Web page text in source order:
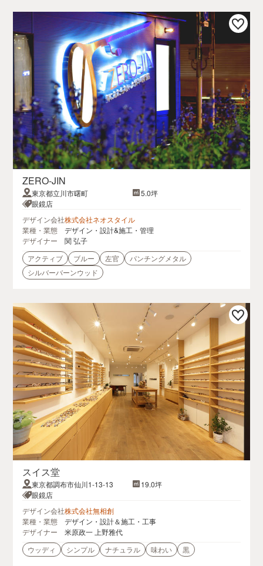
ZERO-JIN
東京都立川市曙町
5.0坪
眼鏡店
デザイン会社株式会社ネオスタイル
業種・業態
デザイン・設計&施工・管理
デザイナー
関 弘子
アクティブ
ブルー 左官
パンチングメタル
シルバーバーンウッド
スイス堂
東京都調布市仙川1-13-13
19.0坪
眼鏡店
デザイン会社株式会社無相創
業種・業態
デザイン・設計＆施工・工事
デザイナー
米原政一 上野雅代
ウッディ
シンプル ナチュラル 味わい 黒